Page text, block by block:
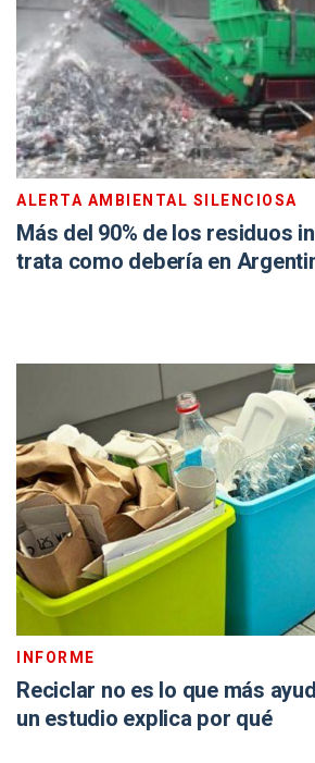
ALERTA AMBIENTAL SILENCIOSA
Más del 90% de los residuos
trata como debería en
INFORME
Reciclar no es lo que más
un estudio explica por qué